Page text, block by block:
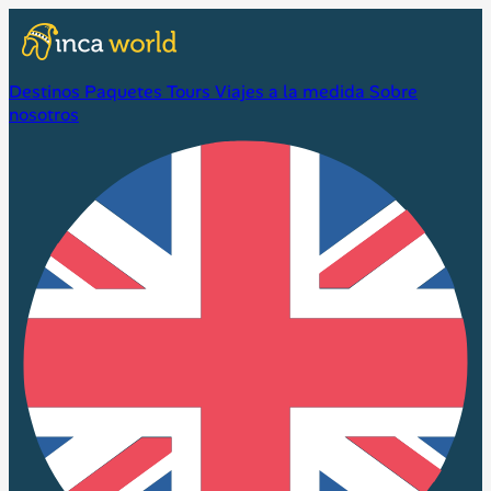
Destinos Paquetes Tours Viajes a la medida Sobre
nosotros